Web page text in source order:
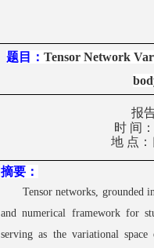
题目： Tensor Network
报
时 间：
地 点：
摘要：
Tensor networks , grounded in
and numerical frameworkfor
serving as the variational